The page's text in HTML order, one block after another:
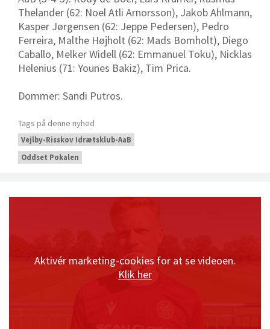
Thelander (62: Noel Atli Arnorsson), Jakob Ahlmann,
Kasper Jørgensen (62: Jeppe Pedersen), Pedro
Ferreira, Malthe Højholt (62: Mads Bomholt), Diego
Caballo, Melker Widell (62: Emmanuel Toku), Nicklas
Helenius (71: Younes Bakiz), Tim Prica.
Dommer: Sandi Putros.
Tags på denne nyhed
Vejlby-Risskov Idrætsklub-AaB
Oddset Pokalen
Aktivér marketing-cookies for at se videoen.
Klik her